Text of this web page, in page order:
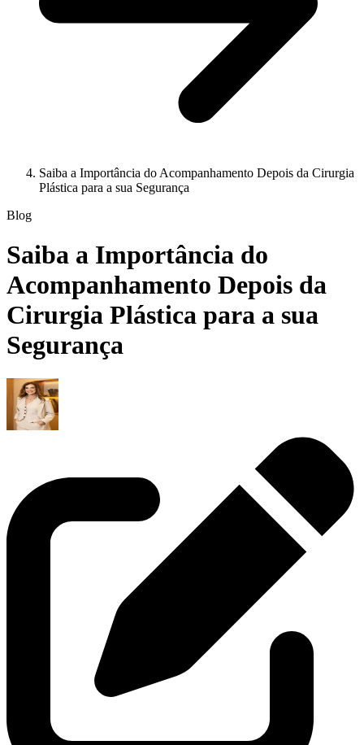
Saiba a Importância do Acompanhamento Depois da Cirurgia
Plástica para a sua Segurança
Blog
Saiba a Importância do
Acompanhamento Depois da
Cirurgia Plástica para a sua
Segurança